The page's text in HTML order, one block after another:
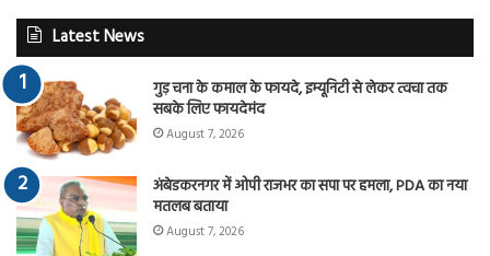
Latest News
गुड़ चना के कमाल के फायदे, इम्यूनिटी से लेकर त्वचा तक
सबके लिए फायदेमंद
August 7, 2026
अंबेडकरनगर में ओपी राजभर का सपा पर हमला, PDA का नया
मतलब बताया
August 7, 2026